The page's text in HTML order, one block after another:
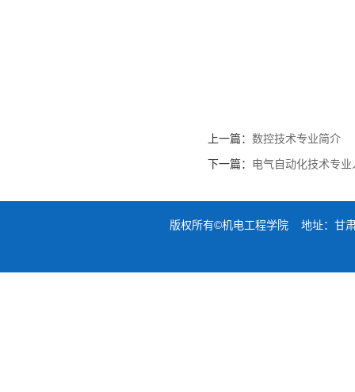
上一篇： 数控技术专业简介
下一篇： 电气自动化技术专
版权所有©机电工程学院 地址：甘